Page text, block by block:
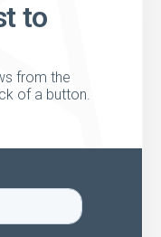
to
from the
of a button.